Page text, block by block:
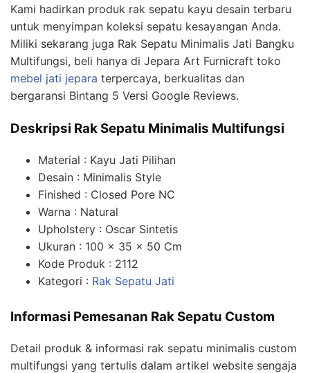
Kami hadirkan produk rak sepatu kayu desain terbaru
untuk menyimpan koleksi sepatu kesayangan Anda.
Miliki sekarang juga Rak Sepatu Minimalis Jati Bangku
Multifungsi, beli hanya di Jepara Art Furnicraft toko
mebel jati jepara terpercaya, berkualitas dan
bergaransi Bintang 5 Versi Google Reviews.
Deskripsi Rak Sepatu Minimalis Multifungsi
Material : Kayu Jati Pilihan
Desain : Minimalis Style
Finished : Closed Pore NC
Warna : Natural
Upholstery : Oscar Sintetis
Ukuran : 100 x 35 x 50 Cm
Kode Produk : 2112
Kategori : Rak Sepatu Jati
Informasi Pemesanan Rak Sepatu Custom
Detail produk & informasi rak sepatu minimalis custom
multifungsi yang tertulis dalam artikel website sengaja